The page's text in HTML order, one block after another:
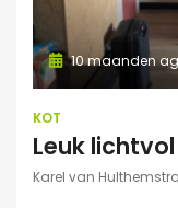
10 maanden
KOT
Leuk
Karel van